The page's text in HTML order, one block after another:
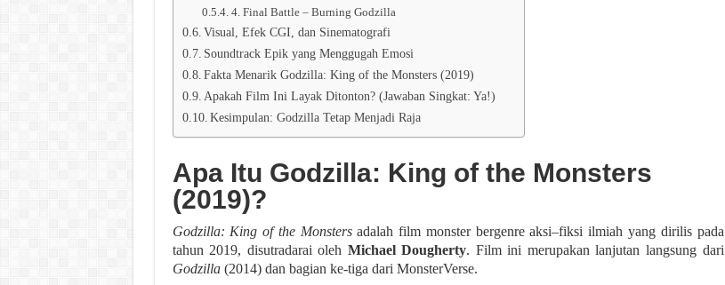
4. Final Battle – Burning Godzilla
Visual, Efek CGI, dan Sinematografi
Soundtrack Epik yang Menggugah Emosi
Fakta Menarik Godzilla: King of the Monsters (2019)
Apakah Film Ini Layak Ditonton? (Jawaban Singkat: Ya!)
Kesimpulan: Godzilla Tetap Menjadi Raja
Apa Itu Godzilla: King of the Monsters
(2019)?
Godzilla: King of the Monstersadalah film monster bergenre aksi–fiksi ilmiah yang dirilis pada
tahun 2019, disutradarai oleh Michael Dougherty. Film ini merupakan lanjutan langsung dari
Godzilla(2014) dan bagian ke-tiga dari MonsterVerse.